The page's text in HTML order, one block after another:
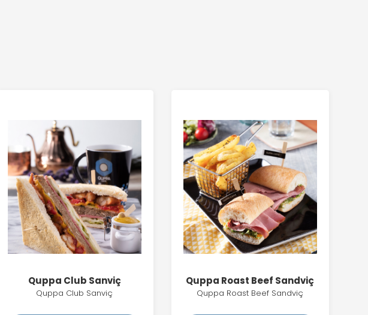
Quppa Club Sanviç
Quppa Club Sanviç
Quppa Roast Beef Sandviç
Quppa Roast Beef Sandviç